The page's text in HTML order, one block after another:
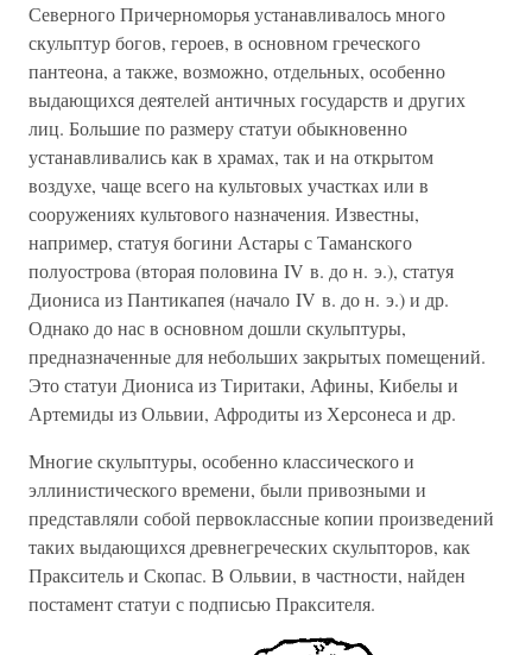
Северного Причерноморья устанавливалось много
скульптур богов, героев, в основном греческого
пантеона, а также, возможно, отдельных, особенно
выдающихся деятелей античных государств и других
лиц. Большие по размеру статуи обыкновенно
устанавливались как в храмах, так и на открытом
воздухе, чаще всего на культовых участках или в
сооружениях культового назначения. Известны,
например, статуя богини Астары с Таманского
полуострова (вторая половина IV в. до н. э.), статуя
Диониса из Пантикапея (начало IV в. до н. э.) и др.
Однако до нас в основном дошли скульптуры,
предназначенные для небольших закрытых помещений.
Это статуи Диониса из Тиритаки, Афины, Кибелы и
Артемиды из Ольвии, Афродиты из Херсонеса и др.
Многие скульптуры, особенно классического и
эллинистического времени, были привозными и
представляли собой первоклассные копии произведений
таких выдающихся древнегреческих скульпторов, как
Пракситель и Скопас. В Ольвии, в частности, найден
постамент статуи с подписью Праксителя.